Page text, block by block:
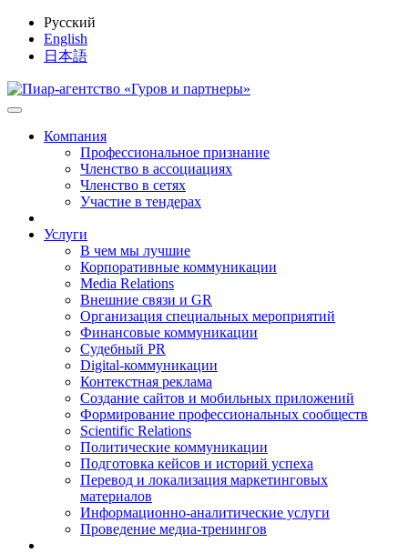
Русский
English
日本語
Компания
Профессиональное признание
Членство в ассоциациях
Членство в сетях
Участие в тендерах
Услуги
В чем мы лучшие
Корпоративные коммуникации
Media Relations
Внешние связи и GR
Организация специальных мероприятий
Финансовые коммуникации
Судебный PR
Digital-коммуникации
Контекстная реклама
Создание сайтов и мобильных приложений
Формирование профессиональных сообществ
Scientific Relations
Политические коммуникации
Подготовка кейсов и историй успеха
Перевод и локализация маркетинговых
материалов
Информационно-аналитические услуги
Проведение медиа-тренингов